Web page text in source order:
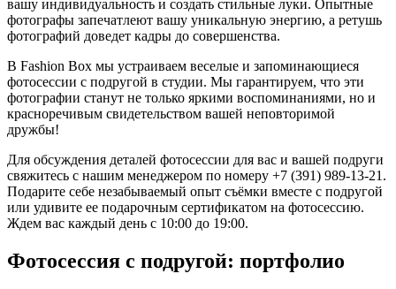
вашу индивидуальность и создать стильные луки. Опытные
фотографы запечатлеют вашу уникальную энергию, а ретушь
фотографий доведет кадры до совершенства.
В Fashion Box мы устраиваем веселые и запоминающиеся
фотосессии с подругой в студии. Мы гарантируем, что эти
фотографии станут не только яркими воспоминаниями, но и
красноречивым свидетельством вашей неповторимой
дружбы!
Для обсуждения деталей фотосессии для вас и вашей подруги
свяжитесь с нашим менеджером по номеру +7 (391) 989-13-21.
Подарите себе незабываемый опыт съёмки вместе с подругой
или удивите ее подарочным сертификатом на фотосессию.
Ждем вас каждый день с 10:00 до 19:00.
Фотосессия с подругой: портфолио